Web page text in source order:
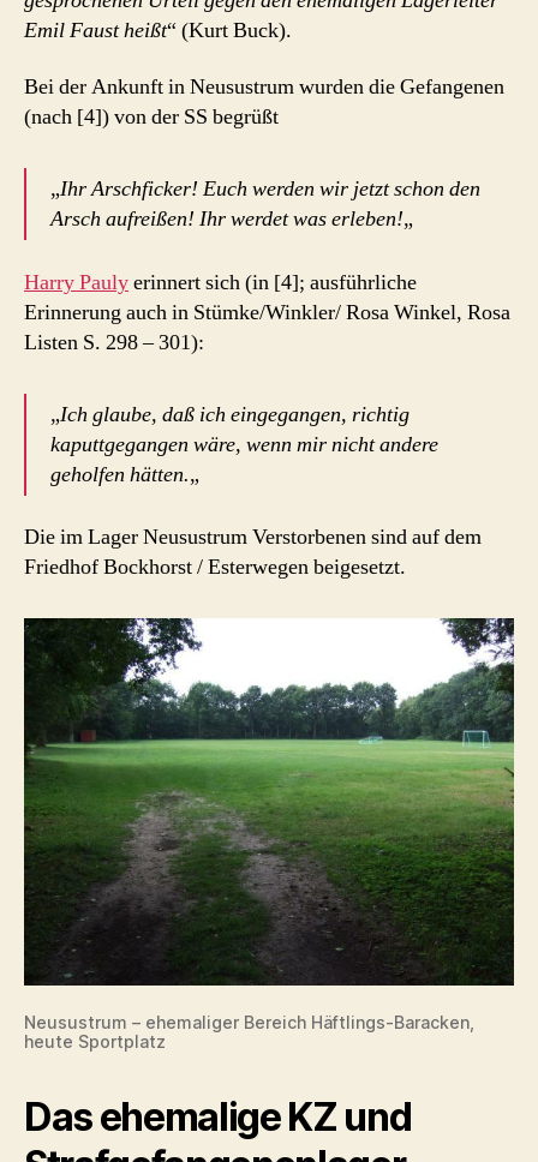
Emil Faust heißt“ (Kurt Buck).
Bei der Ankunft in Neusustrum wurden die Gefangenen
(nach [4]) von der SS begrüßt
„Ihr Arschficker! Euch werden wir jetzt schon den
Arsch aufreißen! Ihr werdet was erleben!„
Harry Paulyerinnert sich (in [4]; ausführliche
Erinnerung auch in Stümke/Winkler/ Rosa Winkel, Rosa
Listen S. 298 – 301):
„Ich glaube, daß ich eingegangen, richtig
kaputtgegangen wäre, wenn mir nicht andere
geholfen hätten.„
Die im Lager Neusustrum Verstorbenen sind auf dem
Friedhof Bockhorst / Esterwegen beigesetzt.
Neusustrum – ehemaliger Bereich Häftlings-Baracken,
heute Sportplatz
Das ehemalige KZ und